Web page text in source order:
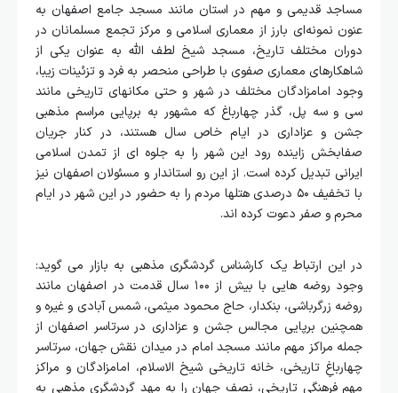
مساجد قدیمی و مهم در استان مانند مسجد جامع اصفهان به
عنون نمونه‌ای بارز از معماری اسلامی و مرکز تجمع مسلمانان در
دوران مختلف تاریخ، مسجد شیخ لطف‌ الله به عنوان یکی از
شاهکارهای معماری صفوی با طراحی منحصر به فرد و تزئینات زیبا،
وجود امامزادگان مختلف در شهر و حتی مکانهای تاریخی مانند
سی‌ و سه پل، گذر چهارباغ که مشهور به برپایی مراسم مذهبی
جشن و عزاداری در ایام خاص سال هستند، در کنار جریان
صفابخش زاینده رود این شهر را به جلوه ای از تمدن اسلامی
ایرانی تبدیل کرده است. از این رو استاندار و مسئولان اصفهان نیز
با تخفیف ۵۰ درصدی هتلها مردم را به حضور در این شهر در ایام
محرم و صفر دعوت کرده اند.
در این ارتباط یک کارشناس گردشگری مذهبی به بازار می گوید:
وجود روضه هایی با بیش از ۱۰۰ سال قدمت در اصفهان مانند
روضه زرگرباشی، بنکدار، حاج محمود میثمی، شمس آبادی و غیره و
همچنین برپایی مجالس جشن و عزاداری در سرتاسر اصفهان از
جمله مراکز مهم مانند مسجد امام در میدان نقش جهان، سرتاسر
چهارباغِ تاریخی، خانه تاریخی شیخ الاسلام، امامزادگان و مراکز
مهم فرهنگی تاریخی، نصف جهان را به مهد گردشگری مذهبی به